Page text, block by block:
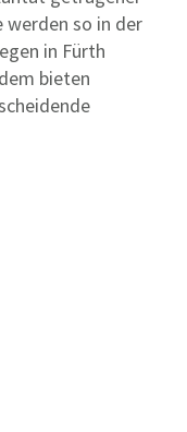
werden so in der
in Fürth
bieten